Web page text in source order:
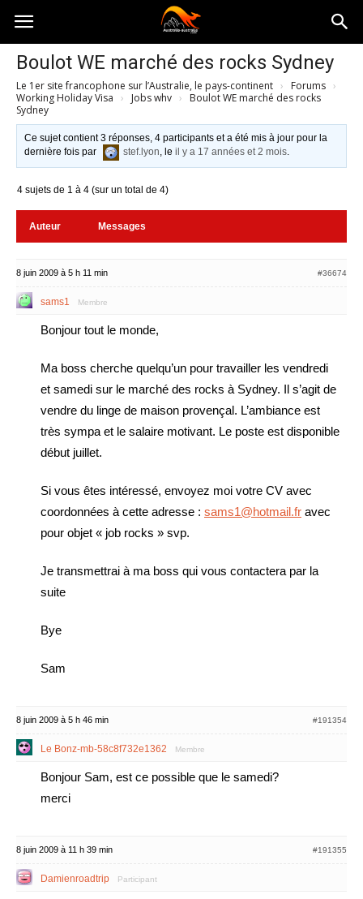
Australia-
australie.com
Boulot WE marché des rocks Sydney
Le 1er site francophone sur l’Australie, le pays-continent › Forums ›
Working Holiday Visa › Jobs whv ›
Boulot WE marché des rocks
Sydney
Ce sujet contient 3 réponses, 4 participants et a été mis à jour pour la
dernière fois par
stef.lyon, leil y a 17 années et 2 mois.
4 sujets de 1 à 4 (sur un total de 4)
Auteur Messages
8 juin 2009 à 5 h 11 min #36674
sams1 Membre
Bonjour tout le monde,
Ma boss cherche quelqu’un pour travailler les vendredi
et samedi sur le marché des rocks à Sydney. Il s’agit de
vendre du linge de maison provençal. L’ambiance est
très sympa et le salaire motivant. Le poste est disponible
début juillet.
Si vous êtes intéressé, envoyez moi votre CV avec
coordonnées à cette adresse : sams1@hotmail.fr avec
pour objet « job rocks » svp.
Je transmettrai à ma boss qui vous contactera par la
suite
Bye
Sam
8 juin 2009 à 5 h 46 min #191354
Le Bonz-mb-58c8f732e1362 Membre
Bonjour Sam, est ce possible que le samedi?
merci
8 juin 2009 à 11 h 39 min #191355
Damienroadtrip Participant